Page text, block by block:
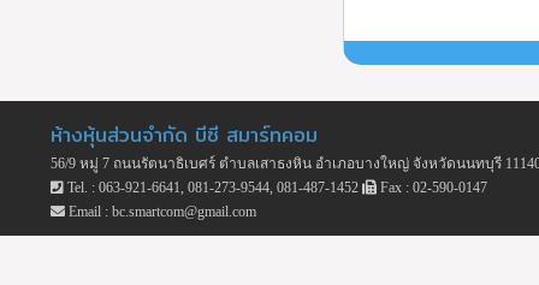
ห้างหุ้นส่วนจำกัด บีซี สมาร์ทคอม
56/9 หมู่ 7 ถนนรัตนาธิเบศร์ ตำบลเสาธงหิน อำเภอบางใหญ่ จังหวัดนนทบุรี
Tel. : 063-921-6641, 081-273-9544, 081-487-1452
Fax : 02-590-0147
Email : bc.smartcom@gmail.com